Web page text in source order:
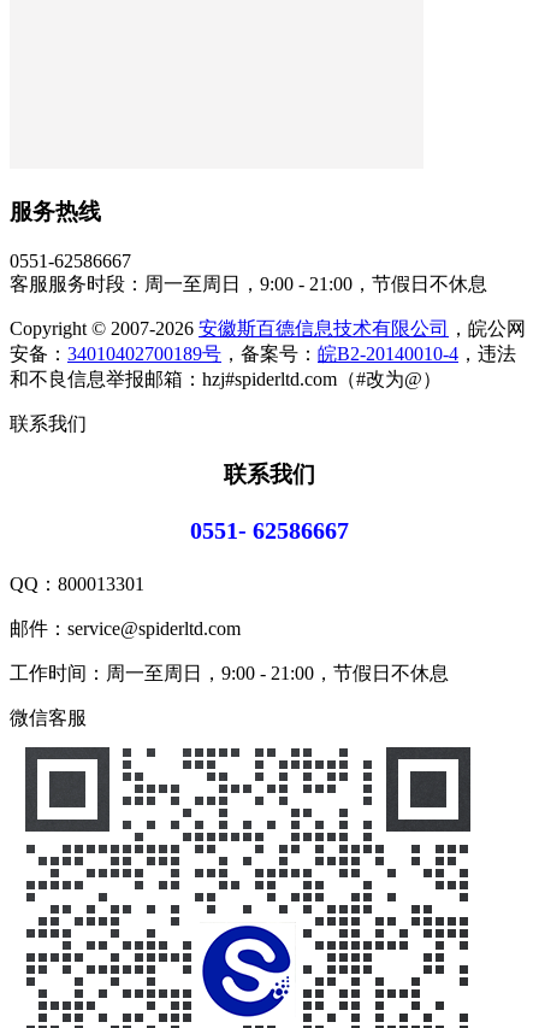
服务热线
0551-62586667
客服服务时段：周一至周日，9:00 - 21:00，节假日不休息
Copyright © 2007-2026 安徽斯百德信息技术有限公司
，皖公网
安备： 34010402700189号 ，备案号： 皖B2-20140010-4 ，违法
和不良信息举报邮箱：hzj#spiderltd.com（#改为@）
联系我们
联系我们
0551- 62586667
QQ： 800013301
邮件：service@spiderltd.com
工作时间：周一至周日，9:00 - 21:00，节假日不休息
微信客服